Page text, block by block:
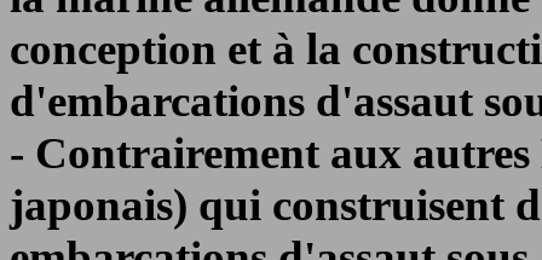
conception et à la
d'embarcations d'assaut
- Contrairement aux
japonais) qui construisent